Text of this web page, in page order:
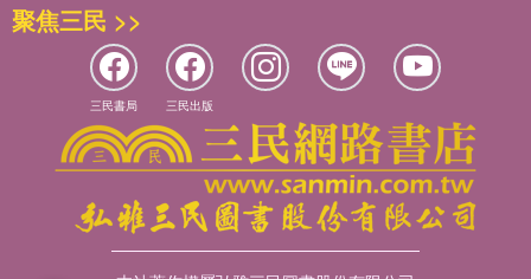
聚焦三民 >>
三民書局 三民出版